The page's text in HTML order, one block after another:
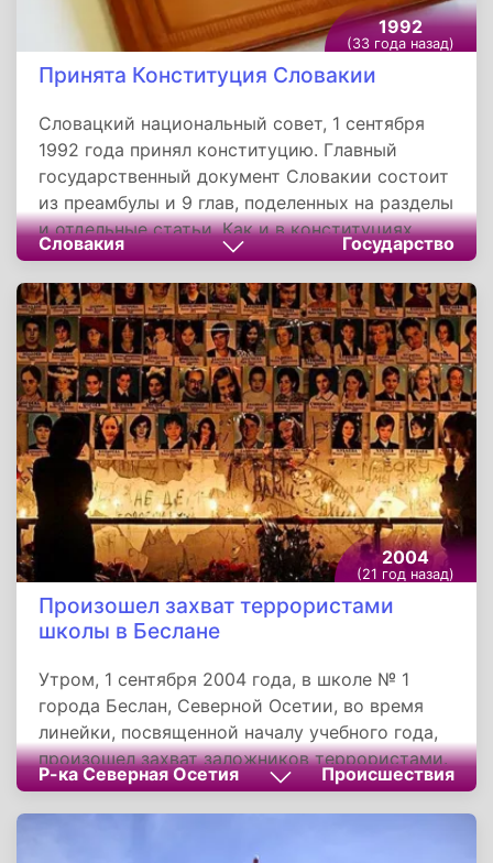
1992
(33 года назад)
Принята Конституция Словакии
Словацкий национальный совет, 1 сентября
1992 года принял конституцию. Главный
государственный документ Словакии состоит
из преамбулы и 9 глав, поделенных на разделы
и отдельные статьи. Как и в конституциях
других стран мира в главном законе Словакии
утверждаются основные права и свободы
человека, декларируется независимость и
суверенность государства. Особенностью же
словацкой конституции является ее
экологическая ориентированность: целый ее
раздел посвящен экологическим правам
человека.
Словакия Государство
2004
(21 год назад)
Произошел захват террористами
школы в Беслане
Утром, 1 сентября 2004 года, в школе № 1
города Беслан, Северной Осетии, во время
линейки, посвященной началу учебного года,
произошел захват заложников террористами.
В течение двух с половиной дней боевики
удерживали в заминированном здании 1 128
Р-ка Северная Осетия Происшествия